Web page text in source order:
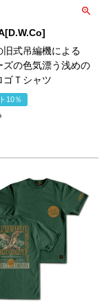
旧式吊編機による
ズの色気漂う浅めの
ゴＴシャツ
10％